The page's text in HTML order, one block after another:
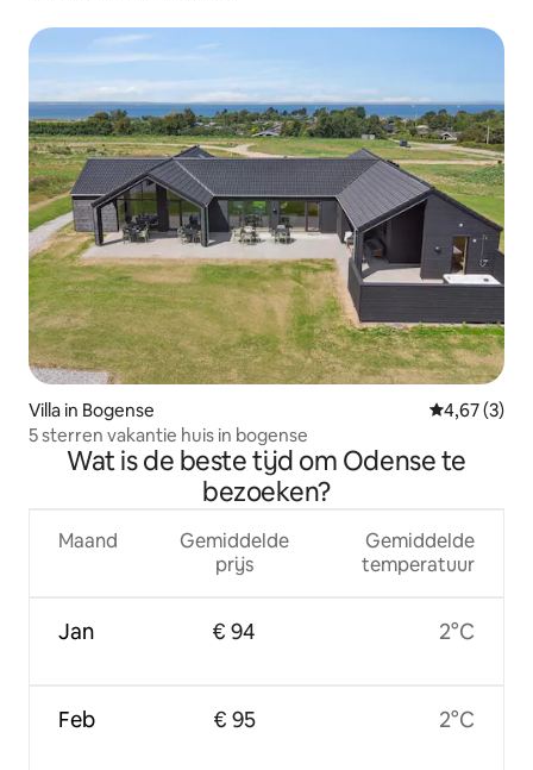
Villa in Bogense
4,67 (3)
5 sterren vakantie huis in bogense
Wat is de beste tijd om Odense te
bezoeken?
Maand
Jan
Feb
Gemiddelde
prijs
€ 94
€ 95
Gemiddelde
temperatuur
2°C
2°C